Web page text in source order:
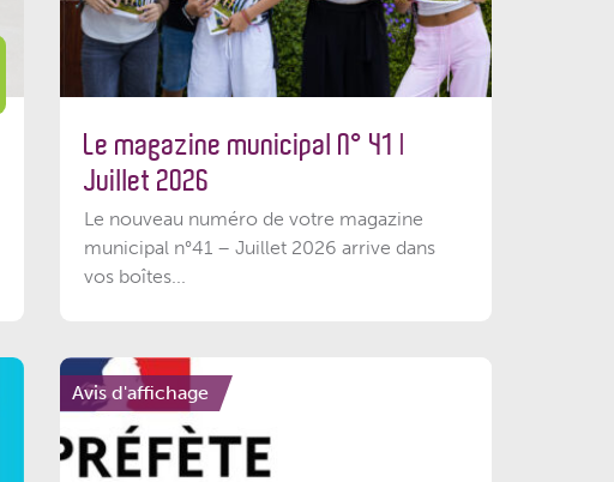
Le magazine municipal N° 41 |
Juillet 2026
Le nouveau numéro de votre magazine
municipal n°41 – Juillet 2026 arrive dans
vos boîtes...
Avis d'affichage